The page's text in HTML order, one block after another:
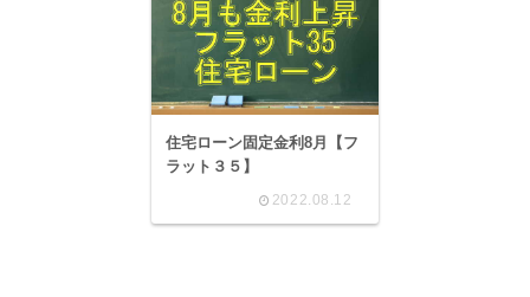
住宅ローン固定金利8月【フ
ラット３５】
2022.08.12